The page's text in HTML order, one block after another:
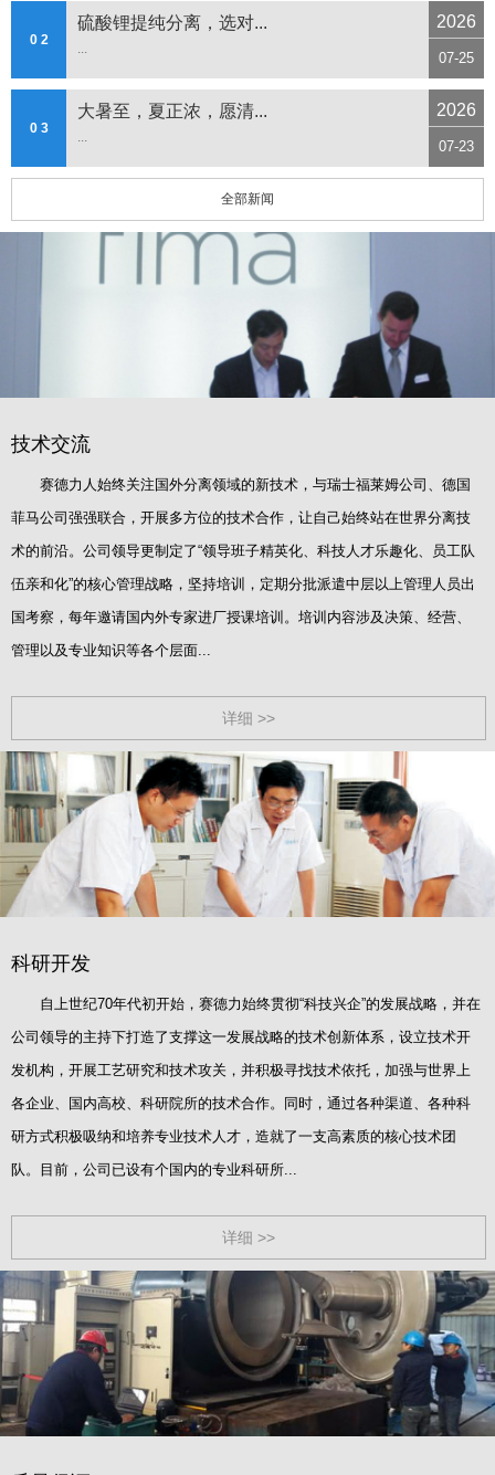
0 2
硫酸锂提纯分离，选对...
...
2026
07-25
0 3
大暑至，夏正浓，愿清...
...
2026
07-23
全部新闻
技术交流
赛德力人始终关注国外分离领域的新技术，与瑞士福莱姆公司、德国
菲马公司强强联合，开展多方位的技术合作，让自己始终站在世界分离技
术的前沿。公司领导更制定了“领导班子精英化、科技人才乐趣化、员工队
伍亲和化”的核心管理战略，坚持培训，定期分批派遣中层以上管理人员出
国考察，每年邀请国内外专家进厂授课培训。培训内容涉及决策、经营、
管理以及专业知识等各个层面...
详细 >>
科研开发
自上世纪70年代初开始，赛德力始终贯彻“科技兴企”的发展战略，并在
公司领导的主持下打造了支撑这一发展战略的技术创新体系，设立技术开
发机构，开展工艺研究和技术攻关，并积极寻找技术依托，加强与世界上
各企业、国内高校、科研院所的技术合作。同时，通过各种渠道、各种科
研方式积极吸纳和培养专业技术人才，造就了一支高素质的核心技术团
队。目前，公司已设有个国内的专业科研所...
详细 >>